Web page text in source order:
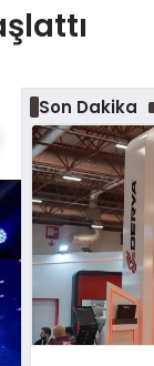
Son Dakika